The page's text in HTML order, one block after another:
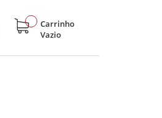
Carrinho
Vazio
Hobby e Lazer